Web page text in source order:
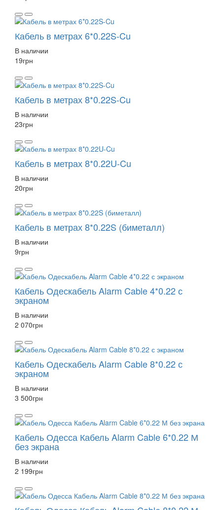
Кабель в метрах 6*0.22S-Cu
В наличии
19грн
Кабель в метрах 8*0.22S-Cu
В наличии
23грн
Кабель в метрах 8*0.22U-Cu
В наличии
20грн
Кабель в метрах 8*0.22S (биметалл)
В наличии
9грн
Кабель Одескабель Alarm Cable 4*0.22 с
экраном
В наличии
2 070грн
Кабель Одескабель Alarm Cable 8*0.22 с
экраном
В наличии
3 500грн
Кабель Одесса Кабель Alarm Cable 6*0.22 М
без экрана
В наличии
2 199грн